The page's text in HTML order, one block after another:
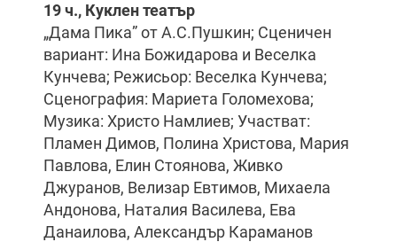
19 ч., Куклен театър
„Дама Пика” от А.С.Пушкин; Сценичен
вариант: Ина Божидарова и Веселка
Кунчева; Режисьор: Веселка Кунчева;
Сценография: Мариета Голомехова;
Музика: Христо Намлиев; Участват:
Пламен Димов, Полина Христова, Мария
Павлова, Елин Стоянова, Живко
Джуранов, Велизар Евтимов, Михаела
Андонова, Наталия Василева, Ева
Данаилова, Александър Караманов